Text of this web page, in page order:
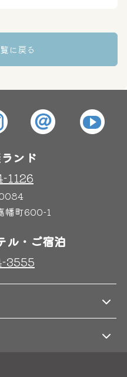
に戻る
ンド
1126
幡町600-1
ル・ご宿泊
3555